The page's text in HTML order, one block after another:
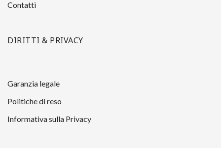
Contatti
DIRITTI & PRIVACY
Garanzia legale
Politiche di reso
Informativa sulla Privacy